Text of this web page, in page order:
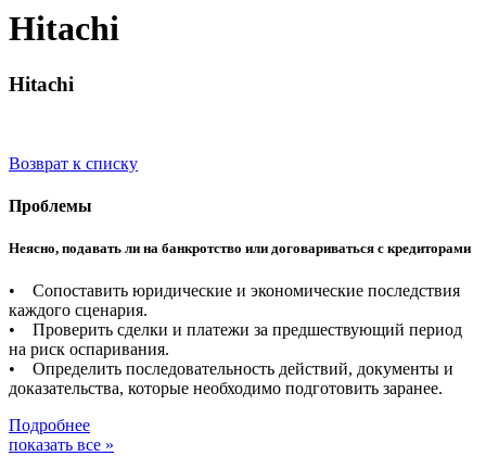
Hitachi
Hitachi
Возврат к списку
Проблемы
Неясно, подавать ли на банкротство или договариваться с кредиторами
• Сопоставить юридические и экономические последствия
каждого сценария.
• Проверить сделки и платежи за предшествующий период
на риск оспаривания.
• Определить последовательность действий, документы и
доказательства, которые необходимо подготовить заранее.
Подробнее
показать все »